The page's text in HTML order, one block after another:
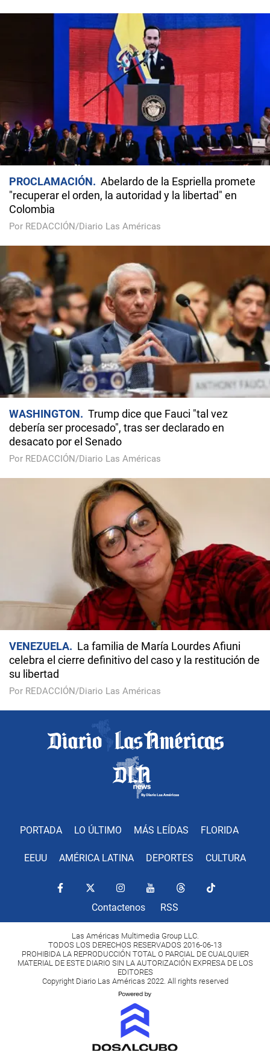
PROCLAMACIÓN
Abelardo de la Espriella promete
"recuperar el orden, la autoridad y la libertad" en
Colombia
Por REDACCIÓN/Diario Las Américas
WASHINGTON
Trump dice que Fauci "tal vez
debería ser procesado", tras ser declarado en
desacato por el Senado
Por REDACCIÓN/Diario Las Américas
VENEZUELA
La familia de María Lourdes Afiuni
celebra el cierre definitivo del caso y la restitución de
su libertad
Por REDACCIÓN/Diario Las Américas
PORTADA LO ÚLTIMO MÁS LEÍDAS FLORIDA
EEUU AMÉRICA LATINA DEPORTES CULTURA
Contactenos RSS
Las Américas Multimedia Group LLC.
TODOS LOS DERECHOS RESERVADOS 2016-06-13
PROHIBIDA LA REPRODUCCIÓN TOTAL O PARCIAL DE CUALQUIER
MATERIAL DE ESTE DIARIO SIN LA AUTORIZACIÓN EXPRESA DE LOS
EDITORES
Copyright Diario Las Américas 2022. All rights reserved